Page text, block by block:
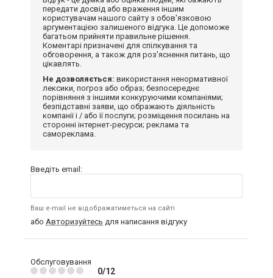
передати досвід або враження іншим
користувачам нашого сайту з обов'язковою
аргументацією залишеного відгука. Це допоможе
багатьом прийняти правильне рішення.
Коментарі призначені для спілкування та
обговорення, а також для роз'яснення питань, що
цікавлять.
Не дозволяється: використання ненормативної
лексики, погроз або образ; безпосереднє
порівняння з іншими конкуруючими компаніями;
безпідставні заяви, що ображають діяльність
компанії і / або її послуги; розміщення посилань на
сторонні інтернет-ресурси; реклама та
самореклама.
Введіть email:
Ваш e-mail не відображатиметься на сайті
або Авторизуйтесь для написання відгуку
Обслуговування
0/12